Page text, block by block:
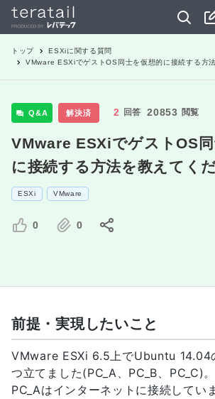
トップ ESXiに関する質問
VMware ESXiでゲストOS同士を仮想的に接続する方
Q&A 解決済 2 回答 20853 閲覧
VMware ESXiでゲストOS
に接続する方法を教えてくだ
ESXi VMware
0 0
前提・実現したいこと
VMware ESXi 6.5上でUbuntu 14.04
つ立てました(PC_A、PC_B、PC_C)。
PC_Aはインターネットに接続してい